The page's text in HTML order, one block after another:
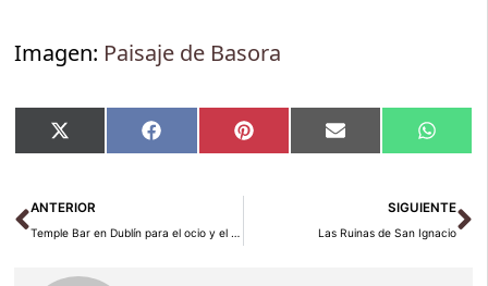
Imagen: Paisaje de Basora
Compartir
en
X
(Twitter)
Compartir
en
Facebook Compartir
en
Pinterest Compartir
en
Email
en
Ant
ANTERIOR
Temple Bar en Dublín para el ocio y el entretenimiento
SIGUIENTE
Las Ruinas de San Ignacio